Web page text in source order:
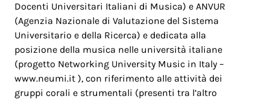
Docenti Universitari Italiani di Musica) e ANVUR
(Agenzia Nazionale di Valutazione del Sistema
Universitario e della Ricerca) e dedicata alla
posizione della musica nelle università italiane
(progetto Networking University Music in Italy –
www.neumi.it ), con riferimento alle attività dei
gruppi corali e strumentali (presenti tra l’altro